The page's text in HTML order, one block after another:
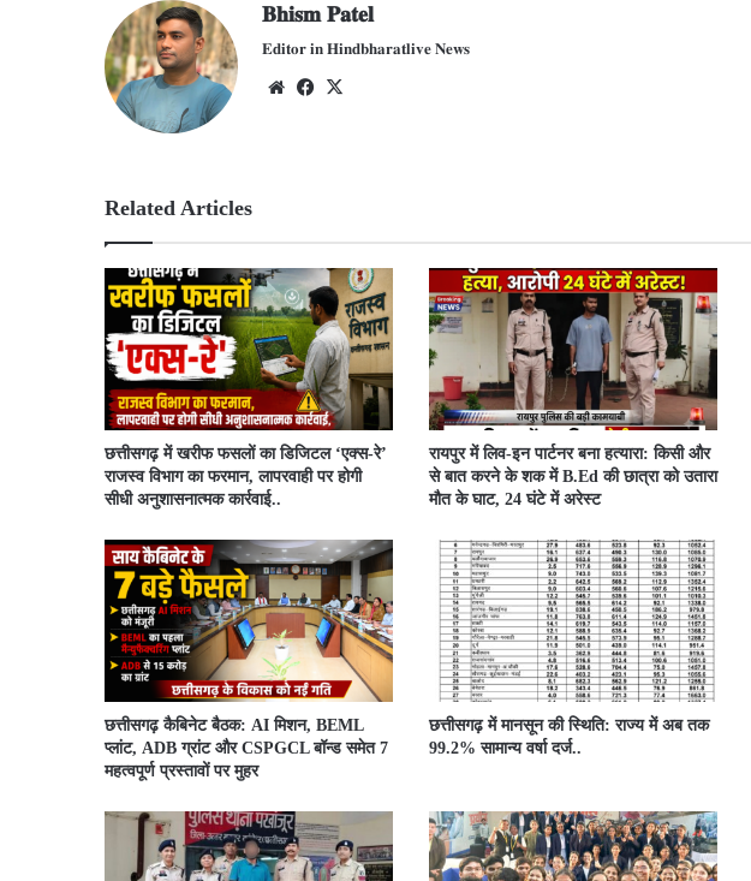
𝐁𝐡𝐢𝐬𝐦 𝐏𝐚𝐭𝐞𝐥
𝐄𝐝𝐢𝐭𝐨𝐫 𝐢𝐧 𝐇𝐢𝐧𝐝𝐛𝐡𝐚𝐫𝐚𝐭𝐥𝐢𝐯𝐞 𝐍𝐞𝐰𝐬
We
Fac
Related Articles
​छत्तीसगढ़ में खरीफ फसलों का डिजिटल ‘एक्स-रे’
राजस्व विभाग का फरमान, लापरवाही पर होगी
सीधी अनुशासनात्मक कार्रवाई..
रायपुर में लिव-इन पार्टनर बना हत्यारा: किसी और
से बात करने के शक में B.Ed की छात्रा को उतारा
मौत के घाट, 24 घंटे में अरेस्ट
छत्तीसगढ़ कैबिनेट बैठक: AI मिशन, BEML
प्लांट, ADB ग्रांट और CSPGCL बॉन्ड समेत 7
महत्वपूर्ण प्रस्तावों पर मुहर
छत्तीसगढ़ में मानसून की स्थिति: राज्य में अब तक
99.2% सामान्य वर्षा दर्ज..